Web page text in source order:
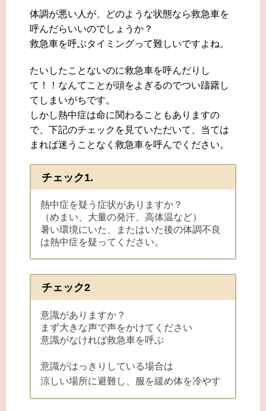
体調が悪い人が、どのような状態なら救急車を
呼んだらいいのでしょうか？
救急車を呼ぶタイミングって難しいですよね。
たいしたことないのに救急車を呼んだりし
て！！なんてことが頭をよぎるのでつい躊躇し
てしまいがちです。
しかし熱中症は命に関わることもありますの
で、下記のチェックを見ていただいて、当ては
まれば迷うことなく救急車を呼んでください。
チェック1.
熱中症を疑う症状がありますか？
（めまい、大量の発汗、高体温など）
暑い環境にいた、またはいた後の体調不良
は熱中症を疑ってください。
チェック2
意識がありますか？
まず大きな声で声をかけてください
意識がなければ救急車を呼ぶ
意識がはっきりしている場合は
涼しい場所に避難し、服を緩め体を冷やす